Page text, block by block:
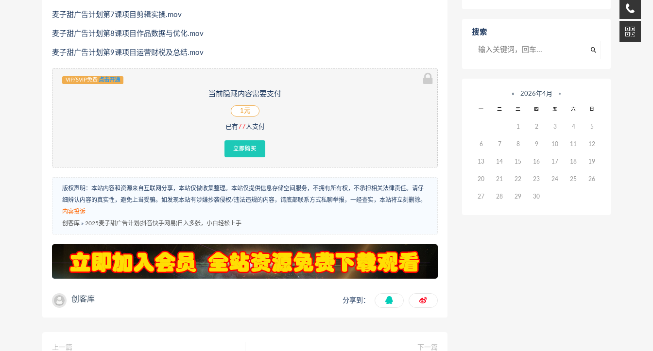
麦子甜广告计划第7课项目剪辑实操.mov
麦子甜广告计划第8课项目作品数据与优化.mov
麦子甜广告计划第9课项目运营财税及总结.mov
VIP/SVIP免费 点击开通
当前隐藏内容需要支付
1元
已有77人支付
立即购买
版权声明：本站内容和资源来自互联网分享，本站仅做收集整理。本站仅提供信息存储空间服务，不拥有所有权，不承担相关法律责任。请仔
细辨认内容的真实性，避免上当受骗。如发现本站有涉嫌抄袭侵权/违法违规的内容，请底部联系方式私聊举报，一经查实，本站将立刻删除。
内容投诉
创客库 » ‌2025麦子甜广告计划(抖音快手网易)日入多张，小白轻松上手
创客库 分享到：
上一篇 下一篇
搜索
« 2026年4月 »
一 二 三 四 五 六 日
1 2 3 4 5
6 7 8 9 10 11 12
13 14 15 16 17 18 19
20 21 22 23 24 25 26
27 28 29 30